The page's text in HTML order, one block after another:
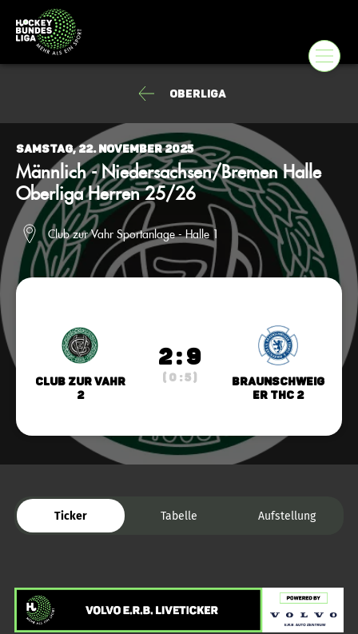
Oberliga
Samstag, 22. November 2025
Männlich - Niedersachsen/Bremen Halle
Oberliga Herren 25/26
Club zur Vahr Sportanlage - Halle 1
Club zur Vahr
2
2 : 9
( 0 : 5 )
Braunschweig
er THC 2
Ticker Tabelle Aufstellung